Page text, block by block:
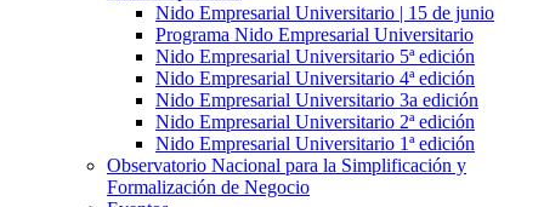
Nido Empresarial Universitario | 15 de junio
Programa Nido Empresarial Universitario
Nido Empresarial Universitario 5ª edición
Nido Empresarial Universitario 4ª edición
Nido Empresarial Universitario 3a edición
Nido Empresarial Universitario 2ª edición
Nido Empresarial Universitario 1ª edición
Observatorio Nacional para la Simplificación y
Formalización de Negocio